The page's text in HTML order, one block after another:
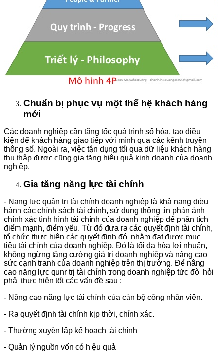
Chuẩn bị phục vụ một thế hệ khách hàng
mới
Các doanh nghiệp cần tăng tốc quá trình số hóa, tạo điều
kiện để khách hàng giao tiếp với mình qua các kênh truyền
thông số. Ngoài ra, việc tận dụng tối qua dữ liệu khách hàng
thu thập được cũng gia tăng hiệu quả kinh doanh của doanh
nghiệp.
Gia tăng năng lực tài chính
- Năng lực quản trị tài chính doanh nghiệp là khả năng điều
hành các chính sách tài chính, sử dụng thông tin phản ánh
chính xác tình hình tài chính của doanh nghiệp để phân tích
điểm mạnh, điểm yếu. Từ đó đưa ra các quyết định tài chính,
tổ chức thực hiện các quyết định đó, nhằm đạt được mục
tiêu tài chính của doanh nghiệp. Đó là tối đa hóa lợi nhuận,
không ngừng tăng cường giá trị doanh nghiệp và nâng cao
sức cạnh tranh của doanh nghiệp trên thị trường. Để nâng
cao năng lực qunr trị tài chính trong doanh nghiệp tức đòi hỏi
phải thực hiện tốt các vấn đề sau :
- Nâng cao năng lực tài chính của cán bộ công nhân viên.
- Ra quyết định tài chính kịp thời, chính xác.
- Thường xuyên lập kế hoạch tài chính
- Quản lý nguồn vốn có hiệu quả